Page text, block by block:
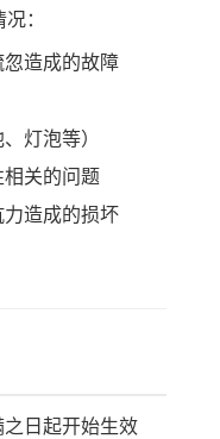
：
造成的故障
灯泡等）
关的问题
造成的损坏
日起开始生效